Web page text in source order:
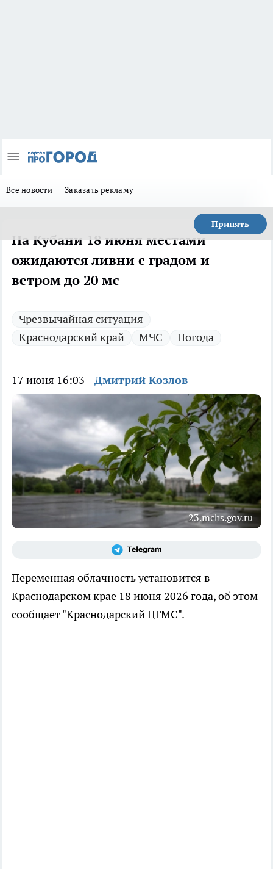
Все новости Заказать рекламу
Принять
На Кубани 18 июня местами
ожидаются ливни с градом и
ветром до 20 мс
Чрезвычайная ситуация
Краснодарский край
МЧС Погода
17 июня 16:03 Дмитрий Козлов
23.mchs.gov.ru
Переменная облачность установится в
Краснодарском крае 18 июня 2026 года, об этом
сообщает "Краснодарский ЦГМС".